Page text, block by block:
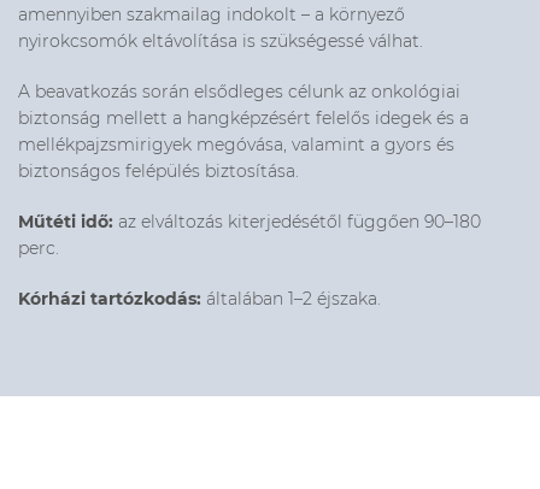
amennyiben szakmailag indokolt – a környező
nyirokcsomók eltávolítása is szükségessé válhat.
A beavatkozás során elsődleges célunk az onkológiai
biztonság mellett a hangképzésért felelős idegek és a
mellékpajzsmirigyek megóvása, valamint a gyors és
biztonságos felépülés biztosítása.
Műtéti idő: az elváltozás kiterjedésétől függően 90–180
perc.
Kórházi tartózkodás: általában 1–2 éjszaka.